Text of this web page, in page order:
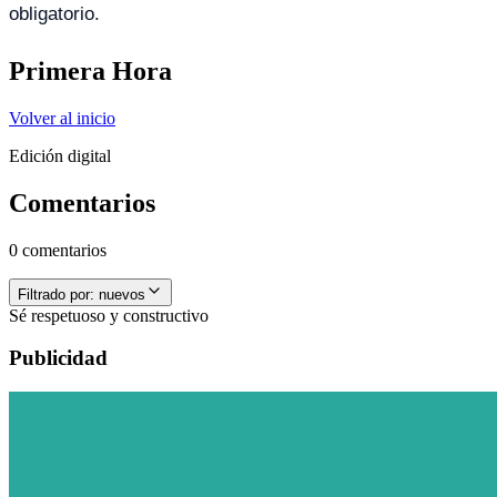
obligatorio.
Primera Hora
Volver al inicio
Edición digital
Comentarios
0 comentarios
Filtrado por: nuevos
Sé respetuoso y constructivo
Publicidad